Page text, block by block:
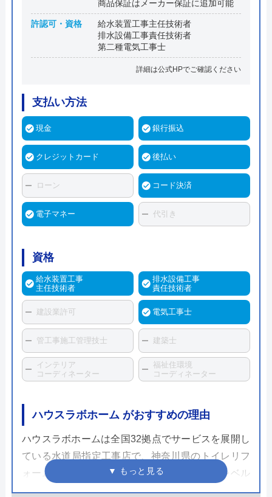
商品保証はメーカー保証に追加可能
許認可・資格
給水装置工事主任技術者
排水設備工事責任技術者
第二種電気工事士
詳細は公式HPでご確認ください
支払い方法
現金 銀行振込
クレジットカード 後払い
ローン コード決済
電子マネー 代引き
資格
給水装置工事
主任技術者
排水設備工事
責任技術者
建設業許可 電気工事士
管工事施工管理技士 建築士
インテリア
コーディネーター
福祉住環境
コーディネーター
ハウスラボホーム がおすすめの理由
ハウスラボホームは全国32拠点でサービスを展開し
ている水道局指定工事店で、神奈川県のトイレリフ
ォーム・交換にも対応しています。スタッフレベル
が高く、個人宅だけでなく企業実績も豊富なため安